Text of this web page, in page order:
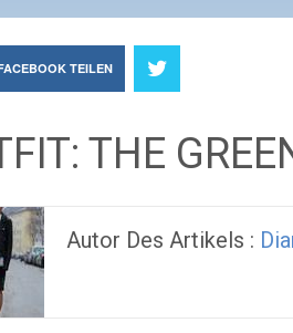
TEILEN
THE
Autor Des Artikels :